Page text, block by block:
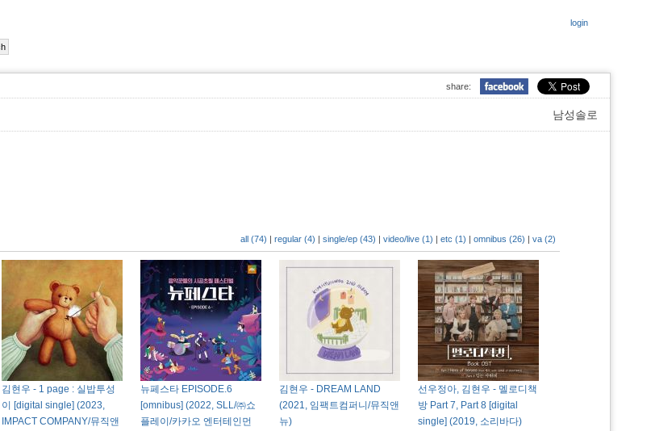
login
share:
남성솔로
all (74) | regular (4) | single/ep (43) | video/live (1) | etc (1) | omnibus (26) | va (2)
김현우 - 1 page : 실밥투성
이 [digital single] (2023,
IMPACT COMPANY/뮤직앤
뉴페스타 EPISODE.6
[omnibus] (2022, SLL/㈜쇼
플레이/카카오 엔터테인먼
김현우 - DREAM LAND
(2021, 임팩트컴퍼니/뮤직앤
뉴)
선우정아, 김현우 - 멜로디책
방 Part 7, Part 8 [digital
single] (2019, 소리바다)